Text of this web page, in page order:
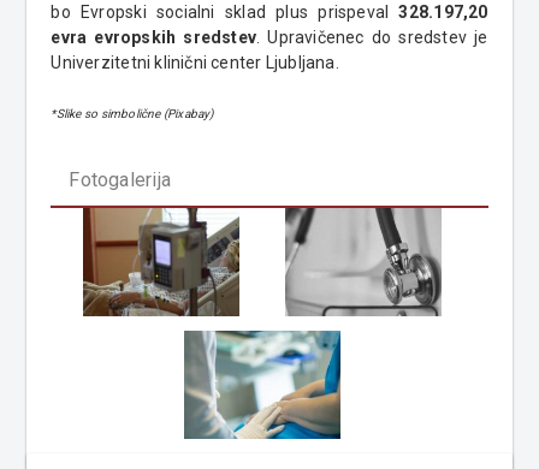
bo Evropski socialni sklad plus prispeval328.197,20
evra evropskih sredstev . Upravičenec do sredstev je
Univerzitetni klinični center Ljubljana.
*Slike so simbolične (Pixabay)
Fotogalerija